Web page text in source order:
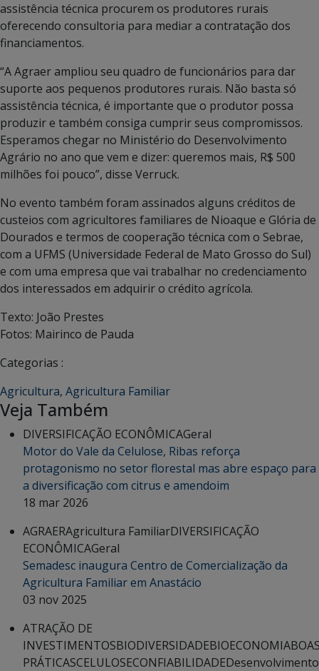
assistência técnica procurem os produtores rurais
oferecendo consultoria para mediar a contratação dos
financiamentos.
“A Agraer ampliou seu quadro de funcionários para dar
suporte aos pequenos produtores rurais. Não basta só
assistência técnica, é importante que o produtor possa
produzir e também consiga cumprir seus compromissos.
Esperamos chegar no Ministério do Desenvolvimento
Agrário no ano que vem e dizer: queremos mais, R$ 500
milhões foi pouco”, disse Verruck.
No evento também foram assinados alguns créditos de
custeios com agricultores familiares de Nioaque e Glória de
Dourados e termos de cooperação técnica com o Sebrae,
com a UFMS (Universidade Federal de Mato Grosso do Sul)
e com uma empresa que vai trabalhar no credenciamento
dos interessados em adquirir o crédito agrícola.
Texto: João Prestes
Fotos: Mairinco de Pauda
Categorias :
Agricultura, Agricultura Familiar
Veja Também
DIVERSIFICAÇÃO ECONÔMICAGeral
Motor do Vale da Celulose, Ribas reforça
protagonismo no setor florestal mas abre espaço para
a diversificação com citrus e amendoim
18 mar 2026
AGRAERAgricultura FamiliarDIVERSIFICAÇÃO
ECONÔMICAGeral
Semadesc inaugura Centro de Comercialização da
Agricultura Familiar em Anastácio
03 nov 2025
ATRAÇÃO DE
INVESTIMENTOSBIODIVERSIDADEBIOECONOMIA
PRÁTICASCELULOSECONFIABILIDADEDesenvolvimento